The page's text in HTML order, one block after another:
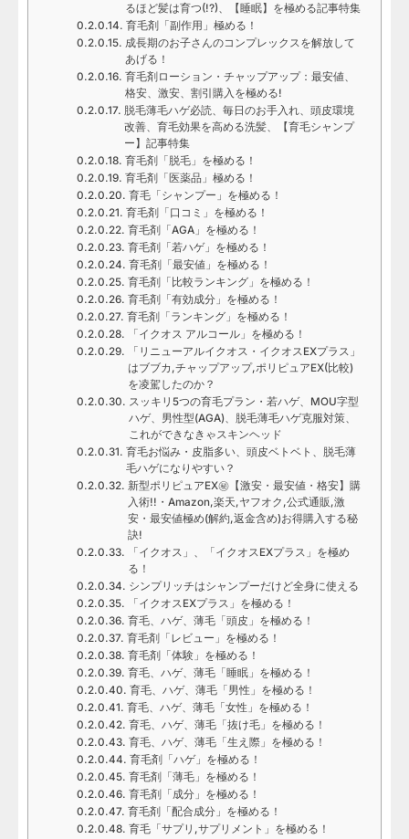
るほど髪は育つ(!?)、【睡眠】を極める記事特集
育毛剤「副作用」極める！
成長期のお子さんのコンプレックスを解放して
あげる！
育毛剤ローション・チャップアップ：最安値、
格安、激安、割引購入を極める!
脱毛薄毛ハゲ必読、毎日のお手入れ、頭皮環境
改善、育毛効果を高める洗髪、【育毛シャンプ
ー】記事特集
育毛剤「脱毛」を極める！
育毛剤「医薬品」極める！
育毛「シャンプー」を極める！
育毛剤「口コミ」を極める！
育毛剤「AGA」を極める！
育毛剤「若ハゲ」を極める！
育毛剤「最安値」を極める！
育毛剤「比較ランキング」を極める！
育毛剤「有効成分」を極める！
育毛剤「ランキング」を極める！
「イクオス アルコール」を極める！
「リニューアルイクオス・イクオスEXプラス」
はブブカ,チャップアップ,ポリピュアEX(比較)
を凌駕したのか？
スッキリ5つの育毛プラン・若ハゲ、MOU字型
ハゲ、男性型(AGA)、脱毛薄毛ハゲ克服対策、
これができなきゃスキンヘッド
育毛お悩み・皮脂多い、頭皮ベトベト、脱毛薄
毛ハゲになりやすい？
新型ポリピュアEX㊙【激安・最安値・格安】購
入術!!・Amazon,楽天,ヤフオク,公式通販,激
安・最安値極め(解約,返金含め)お得購入する秘
訣!
「イクオス」、「イクオスEXプラス」を極め
る！
シンプリッチはシャンプーだけど全身に使える
「イクオスEXプラス」を極める！
育毛、ハゲ、薄毛「頭皮」を極める！
育毛剤「レビュー」を極める！
育毛剤「体験」を極める！
育毛、ハゲ、薄毛「睡眠」を極める！
育毛、ハゲ、薄毛「男性」を極める！
育毛、ハゲ、薄毛「女性」を極める！
育毛、ハゲ、薄毛「抜け毛」を極める！
育毛、ハゲ、薄毛「生え際」を極める！
育毛剤「ハゲ」を極める！
育毛剤「薄毛」を極める！
育毛剤「成分」を極める！
育毛剤「配合成分」を極める！
育毛「サプリ,サプリメント」を極める！